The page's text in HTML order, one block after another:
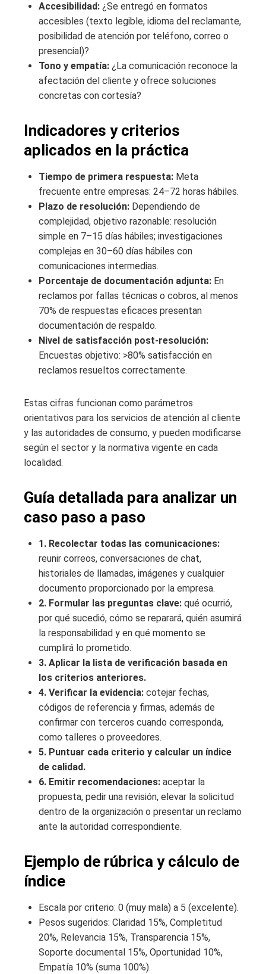
Accesibilidad: ¿Se entregó en formatos
accesibles (texto legible, idioma del reclamante,
posibilidad de atención por teléfono, correo o
presencial)?
Tono y empatía: ¿La comunicación reconoce la
afectación del cliente y ofrece soluciones
concretas con cortesía?
Indicadores y criterios
aplicados en la práctica
Tiempo de primera respuesta: Meta
frecuente entre empresas: 24–72 horas hábiles.
Plazo de resolución: Dependiendo de
complejidad, objetivo razonable: resolución
simple en 7–15 días hábiles; investigaciones
complejas en 30–60 días hábiles con
comunicaciones intermedias.
Porcentaje de documentación adjunta: En
reclamos por fallas técnicas o cobros, al menos
70% de respuestas eficaces presentan
documentación de respaldo.
Nivel de satisfacción post-resolución:
Encuestas objetivo: >80% satisfacción en
reclamos resueltos correctamente.
Estas cifras funcionan como parámetros
orientativos para los servicios de atención al cliente
y las autoridades de consumo, y pueden modificarse
según el sector y la normativa vigente en cada
localidad.
Guía detallada para analizar un
caso paso a paso
1. Recolectar todas las comunicaciones:
reunir correos, conversaciones de chat,
historiales de llamadas, imágenes y cualquier
documento proporcionado por la empresa.
2. Formular las preguntas clave: qué ocurrió,
por qué sucedió, cómo se reparará, quién asumirá
la responsabilidad y en qué momento se
cumplirá lo prometido.
3. Aplicar la lista de verificación basada en
los criterios anteriores.
4. Verificar la evidencia: cotejar fechas,
códigos de referencia y firmas, además de
confirmar con terceros cuando corresponda,
como talleres o proveedores.
5. Puntuar cada criterio y calcular un índice
de calidad.
6. Emitir recomendaciones: aceptar la
propuesta, pedir una revisión, elevar la solicitud
dentro de la organización o presentar un reclamo
ante la autoridad correspondiente.
Ejemplo de rúbrica y cálculo de
índice
Escala por criterio: 0 (muy mala) a 5 (excelente).
Pesos sugeridos: Claridad 15%, Completitud
20%, Relevancia 15%, Transparencia 15%,
Soporte documental 15%, Oportunidad 10%,
Empatía 10% (suma 100%).